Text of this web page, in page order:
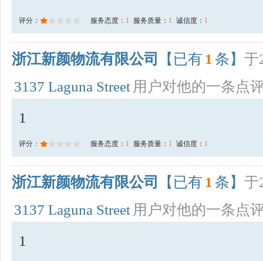
评分： 服务态度： 1 服务质量： 1 诚信度： 1
浙江新颜物流有限公司 【已有 1 条】 于
3137 Laguna Street 用户对他的一条点
1
评分： 服务态度： 1 服务质量： 1 诚信度： 1
浙江新颜物流有限公司 【已有 1 条】 于
3137 Laguna Street 用户对他的一条点
1